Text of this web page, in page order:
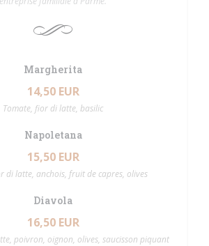
Margherita
14,50 EUR
Tomate, fior di latte, basilic
Napoletana
15,50 EUR
di latte, anchois, fruit de capres, olives
Diavola
16,50 EUR
poivron, oignon, olives, saucisson piquant